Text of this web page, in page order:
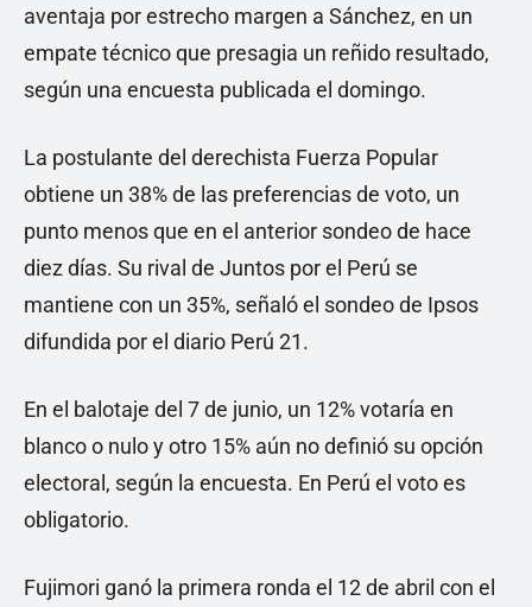
aventaja por estrecho margen a Sánchez, en un
empate técnico que presagia un reñido resultado,
según una encuesta publicada el domingo.
La postulante del derechista Fuerza Popular
obtiene un 38% de las preferencias de voto, un
punto menos que en el anterior sondeo de hace
diez días. Su rival de Juntos por el Perú se
mantiene con un 35%, señaló el sondeo de Ipsos
difundida por el diario Perú 21.
En el balotaje del 7 de junio, un 12% votaría en
blanco o nulo y otro 15% aún no definió su opción
electoral, según la encuesta. En Perú el voto es
obligatorio.
Fujimori ganó la primera ronda el 12 de abril con el